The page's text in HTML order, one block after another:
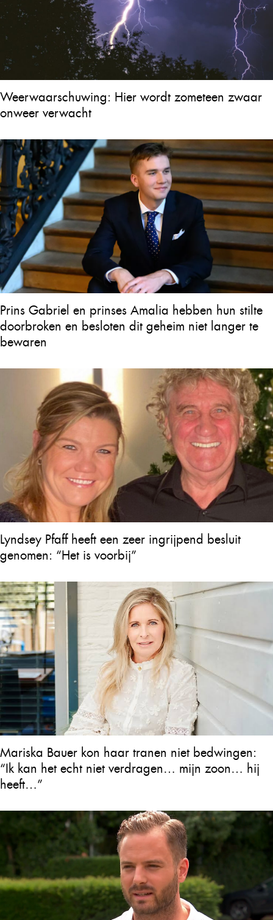
Weerwaarschuwing: Hier wordt zometeen zwaar
onweer verwacht
Prins Gabriel en prinses Amalia hebben hun stilte
doorbroken en besloten dit geheim niet langer te
bewaren
Lyndsey Pfaff heeft een zeer ingrijpend besluit
genomen: “Het is voorbij”
Mariska Bauer kon haar tranen niet bedwingen:
“Ik kan het echt niet verdragen… mijn zoon… hij
heeft…”